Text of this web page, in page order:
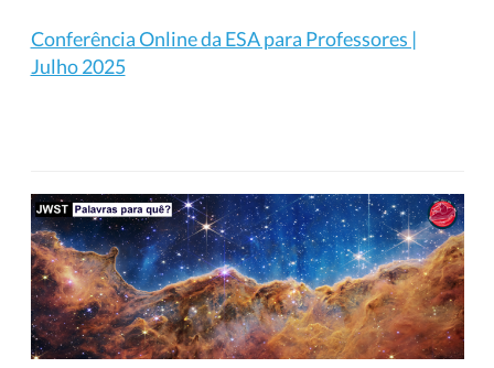
Conferência Online da ESA para Professores |
Julho 2025